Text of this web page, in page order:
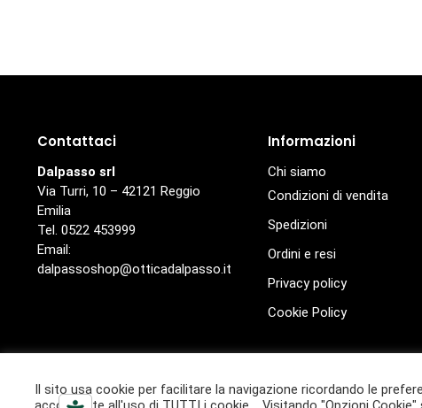
Contattaci
Dalpasso srl
Via Turri, 10 – 42121 Reggio
Emilia
Tel. 0522 453999
Email:
dalpassoshop@otticadalpasso.it
Informazioni
Chi siamo
Condizioni di vendita
Spedizioni
Ordini e resi
Privacy policy
Cookie Policy
© Ottica Dalpasso
Ottica Dalpasso è un marchio di proprietà di Dalpasso S.r.l. –
Il sito usa cookie per facilitare la navigazione ricordando le